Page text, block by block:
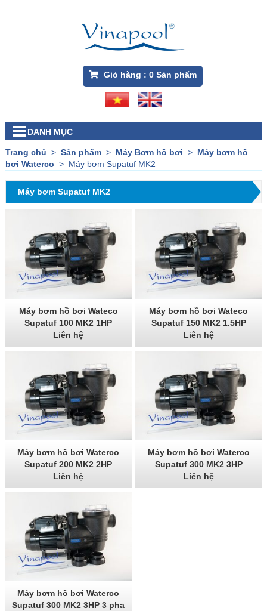
Giỏ hàng : 0Sản phẩm
DANH MỤC
Trang chủ > Sản phẩm> Máy Bơm hồ bơi > Máy bơm hồ
bơi Waterco > Máy bơm Supatuf MK2
Máy bơm Supatuf MK2
Máy bơm hồ bơi Wateco
Supatuf 100 MK2 1HP
Liên hệ
Máy bơm hồ bơi Wateco
Supatuf 150 MK2 1.5HP
Liên hệ
Máy bơm hồ bơi Waterco
Supatuf 200 MK2 2HP
Liên hệ
Máy bơm hồ bơi Waterco
Supatuf 300 MK2 3HP
Liên hệ
Máy bơm hồ bơi Waterco
Supatuf 300 MK2 3HP 3 pha